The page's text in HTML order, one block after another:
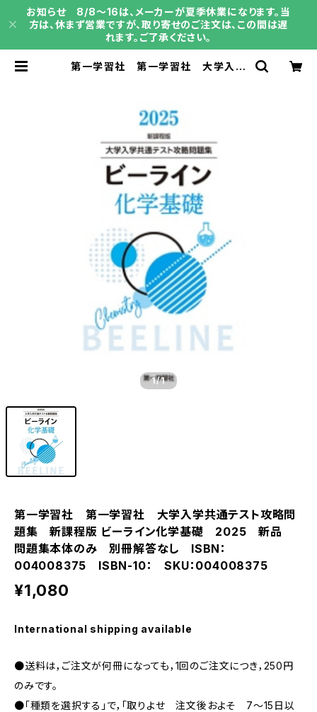
お知らせ 8/8～16は、メーカーが夏季休業になります。当
方は、休まず営業ですが、取り寄せのご注文は、この間は遅
れます。ご了承ください。
第一学習社 第一学習社 大学入学
BN：004008375 ISBN-10： S
KU：004008375 | 育之書店（いく
のしょてん）
1/1
第一学習社 第一学習社 大学入学共通テスト攻略問
題集 新課程版 ビーライン化学基礎 2025 新品
問題集本体のみ 別冊解答なし ISBN：
004008375 ISBN-10： SKU：004008375
¥1,080
International shipping available
●送料は，ご注文が何冊になっても，1回のご注文につき，250円
のみです。
●「種類を選択する」で，「取りよせ 注文後およそ 7〜15日以